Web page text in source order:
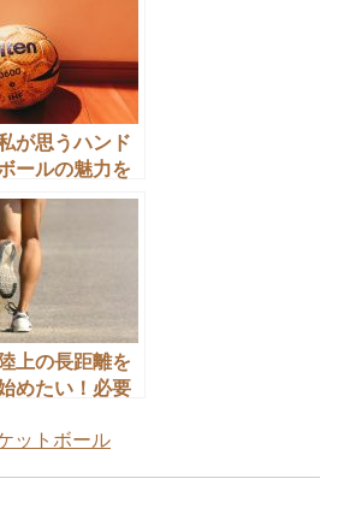
が思うハンド
ールの魅力を
く語る！
陸上の長距離を
めたい！必要
の？
ットボール